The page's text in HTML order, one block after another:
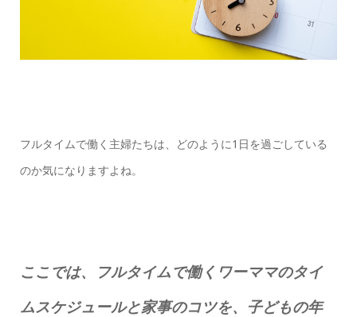
フルタイムで働く主婦たちは、どのように1日を過ごしている
のか気になりますよね。
ここでは、フルタイムで働くワーママのタイ
ムスケジュールと家事のコツを、子どもの年